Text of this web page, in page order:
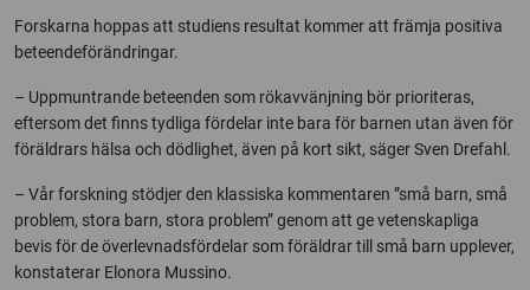
Forskarna hoppas att studiens resultat kommer att främja positiva
beteendeförändringar.
– Uppmuntrande beteenden som rökavvänjning bör prioriteras,
eftersom det finns tydliga fördelar inte bara för barnen utan även för
föräldrars hälsa och dödlighet, även på kort sikt, säger Sven Drefahl.
– Vår forskning stödjer den klassiska kommentaren ”små barn, små
problem, stora barn, stora problem” genom att ge vetenskapliga
bevis för de överlevnadsfördelar som föräldrar till små barn upplever,
konstaterar Elonora Mussino.